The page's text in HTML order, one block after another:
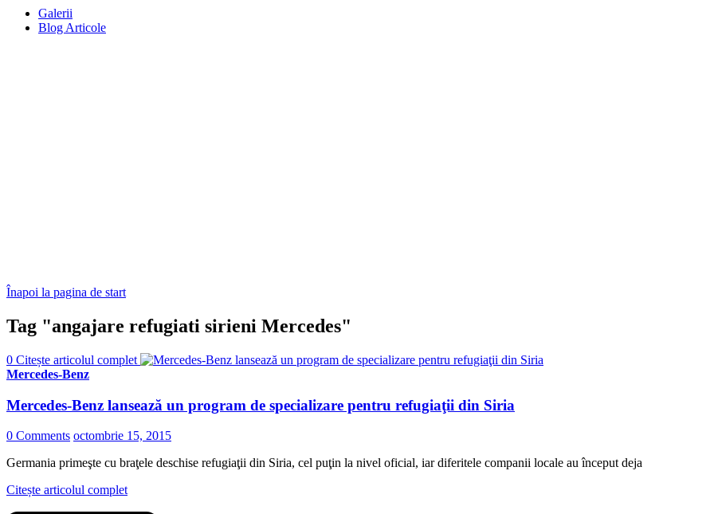
Galerii
Blog Articole
Înapoi la pagina de start
Tag "angajare refugiati sirieni Mercedes"
0 Citește articolul complet
Mercedes-Benz
Mercedes-Benz lansează un program de specializare pentru refugiaţii din Siria
0 Comments octombrie 15, 2015
Germania primeşte cu braţele deschise refugiaţii din Siria, cel puţin la nivel oficial, iar diferitele companii locale au început deja
Citește articolul complet